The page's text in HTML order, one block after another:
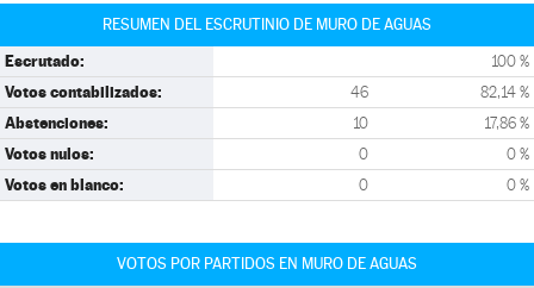
RESUMEN DEL ESCRUTINIO DE MURO DE AGUAS
Escrutado: 100 %
Votos contabilizados: 46 82,14 %
Abstenciones: 10 17,86 %
Votos nulos: 0 0 %
Votos en blanco: 0 0 %
VOTOS POR PARTIDOS EN MURO DE AGUAS